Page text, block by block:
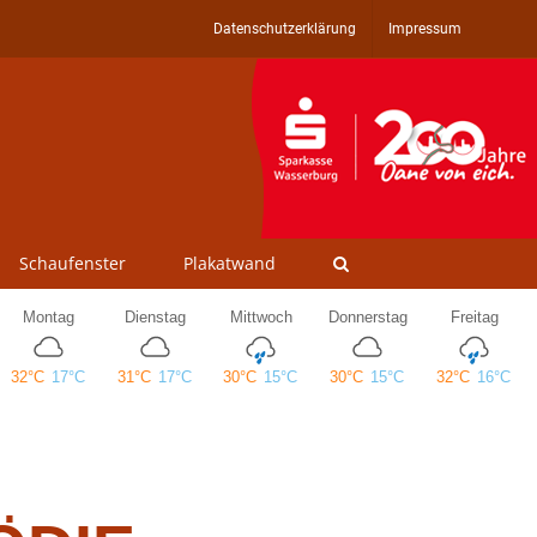
Datenschutzerklärung Impressum
Schaufenster Plakatwand